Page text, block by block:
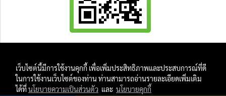
And
All Photo in this website were taken by
เว็บไซต์นี้มีการใช้งานคุกกี้ เพื่อเพิ่มประสิทธิภาพและประสบการณ์ที่ดี
ในการใช้งานเว็บไซต์ของท่าน ท่านสามารถอ่านรายละเอียดเพิ่มเติม
ได้ที่นโยบายความเป็นส่วนตัว และ นโยบายคุกกี้